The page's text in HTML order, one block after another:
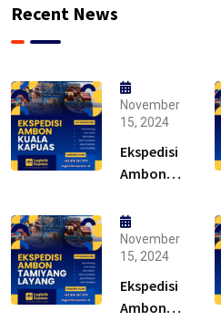
Recent News
November
15, 2024
Ekspedisi
Ambon
Kapuas –
Solusi
November
15, 2024
Ekspedisi
Ambon